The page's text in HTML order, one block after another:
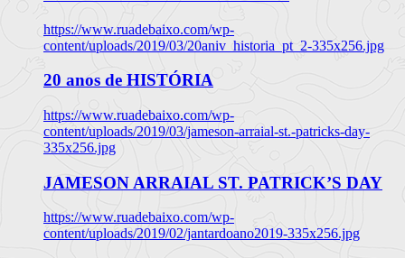
https://www.ruadebaixo.com/wp-
content/uploads/2019/03/20aniv_historia_pt_2-335x256.jpg
20 anos de HISTÓRIA
https://www.ruadebaixo.com/wp-
content/uploads/2019/03/jameson-arraial-st.-patricks-day-
335x256.jpg
JAMESON ARRAIAL ST. PATRICK’S DAY
https://www.ruadebaixo.com/wp-
content/uploads/2019/02/jantardoano2019-335x256.jpg